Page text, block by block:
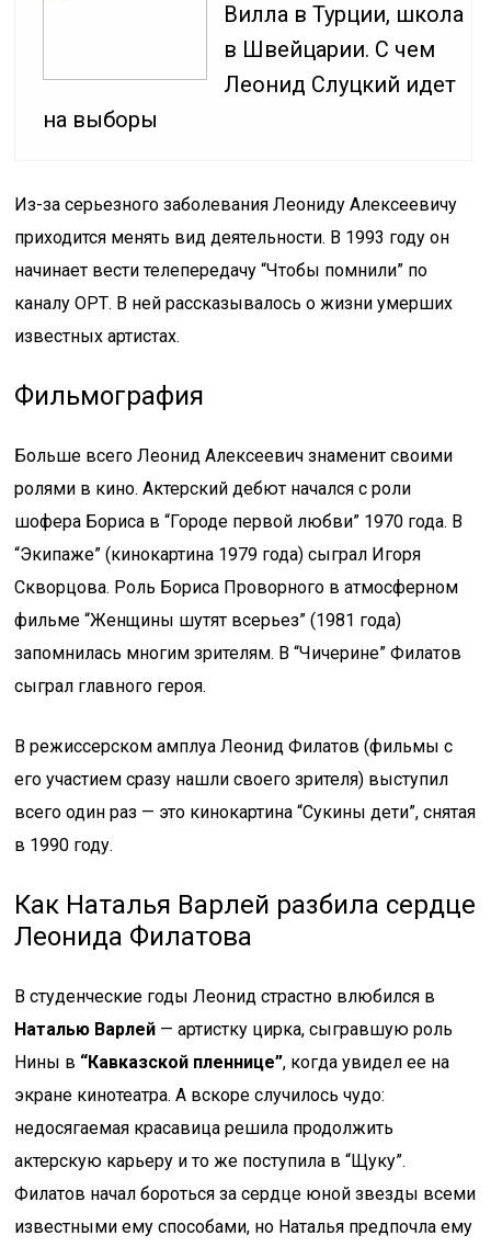
Вилла в Турции, школа
в Швейцарии. С чем
Леонид Слуцкий идет
на выборы
Из-за серьезного заболевания Леониду Алексеевичу
приходится менять вид деятельности. В 1993 году он
начинает вести телепередачу “Чтобы помнили” по
каналу ОРТ. В ней рассказывалось о жизни умерших
известных артистах.
Фильмография
Больше всего Леонид Алексеевич знаменит своими
ролями в кино. Актерский дебют начался с роли
шофера Бориса в “Городе первой любви” 1970 года. В
“Экипаже” (кинокартина 1979 года) сыграл Игоря
Скворцова. Роль Бориса Проворного в атмосферном
фильме “Женщины шутят всерьез” (1981 года)
запомнилась многим зрителям. В “Чичерине” Филатов
сыграл главного героя.
В режиссерском амплуа Леонид Филатов (фильмы с
его участием сразу нашли своего зрителя) выступил
всего один раз — это кинокартина “Сукины дети”, снятая
в 1990 году.
Как Наталья Варлей разбила сердце
Леонида Филатова
В студенческие годы Леонид страстно влюбился в
Наталью Варлей — артистку цирка, сыгравшую роль
Нины в “Кавказской пленнице”, когда увидел ее на
экране кинотеатра. А вскоре случилось чудо:
недосягаемая красавица решила продолжить
актерскую карьеру и то же поступила в “Щуку”.
Филатов начал бороться за сердце юной звезды всеми
известными ему способами, но Наталья предпочла ему